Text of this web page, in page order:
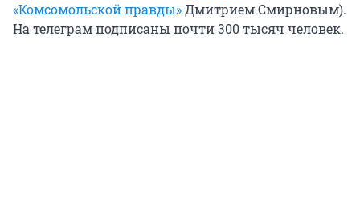
«Комсомольской правды»Дмитрием Смирновым).
На телеграм подписаны почти 300 тысяч человек.